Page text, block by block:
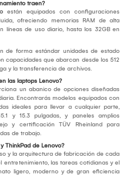
traen?
están equipados con configuraciones
ofreciendo memorias RAM de alta
líneas de uso diario, hasta los 32GB en
de forma estándar unidades de estado
capacidades que abarcan desde los 512
y la transferencia de archivos.
las laptops Lenovo?
un abanico de opciones diseñadas
Encontrarás modelos equipados con
ideales para llevar a cualquier parte,
y 15.3 pulgadas, y paneles amplios
y certificación TÜV Rheinland para
de trabajo.
ThinkPad de Lenovo?
y la arquitectura de fabricación de cada
entretenimiento, las tareas cotidianas y el
ligero, moderno y de gran eficiencia